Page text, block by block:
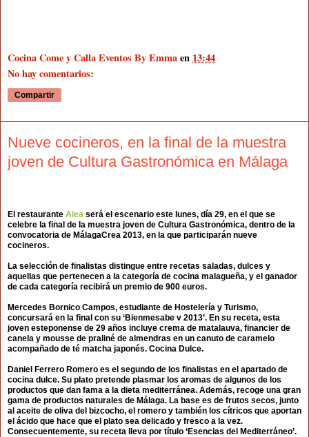
Cocina Come y Calla Eventos By Emmaen 13:44
No hay comentarios:
Compartir
Nueve cocineros, en la final de la muestra
joven de Cultura Gastronómica en Málaga
El restaurante Alea será el escenario este lunes, día 29, en el que se
celebre la final de la muestra joven de Cultura Gastronómica, dentro de la
convocatoria de MálagaCrea 2013, en la que participarán nueve
cocineros.
La selección de finalistas distingue entre recetas saladas, dulces y
aquellas que pertenecen a la categoría de cocina malagueña, y el ganador
de cada categoría recibirá un premio de 900 euros.
Mercedes Bornico Campos, estudiante de Hostelería y Turismo,
concursará en la final con su ‘Bienmesabe v 2013’. En su receta, esta
joven esteponense de 29 años incluye crema de matalauva, financier de
canela y mousse de praliné de almendras en un canuto de caramelo
acompañado de té matcha japonés. Cocina Dulce.
Daniel Ferrero Romero es el segundo de los finalistas en el apartado de
cocina dulce. Su plato pretende plasmar los aromas de algunos de los
productos que dan fama a la dieta mediterránea. Además, recoge una gran
gama de productos naturales de Málaga. La base es de frutos secos, junto
al aceite de oliva del bizcocho, el romero y también los cítricos que aportan
el ácido que hace que el plato sea delicado y fresco a la vez.
Consecuentemente, su receta lleva por título ‘Esencias del Mediterráneo’.